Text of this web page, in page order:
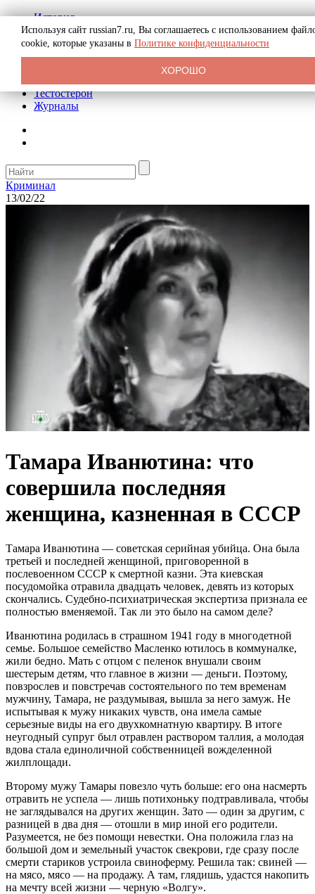
История
Биография
Криминал
Реклама на сайте
Тестостерон
Журналы
Криминал
13/02/22
Тамара Иванютина: что
совершила последняя
женщина, казненная в СССР
Тамара Иванютина — советская серийная убийца. Она была
третьей и последней женщиной, приговоренной в
послевоенном СССР к смертной казни. Эта киевская
посудомойка отравила двадцать человек, девять из которых
скончались. Судебно-психиатрическая экспертиза признала ее
полностью вменяемой. Так ли это было на самом деле?
Иванютина родилась в страшном 1941 году в многодетной
семье. Большое семейство Масленко ютилось в коммуналке,
жили бедно. Мать с отцом с пеленок внушали своим
шестерым детям, что главное в жизни — деньги. Поэтому,
повзрослев и повстречав состоятельного по тем временам
мужчину, Тамара, не раздумывая, вышла за него замуж. Не
испытывая к мужу никаких чувств, она имела самые
серьезные виды на его двухкомнатную квартиру. В итоге
неугодный супруг был отравлен раствором таллия, а молодая
вдова стала единоличной собственницей вожделенной
жилплощади.
Второму мужу Тамары повезло чуть больше: его она насмерть
отравить не успела — лишь потихоньку подтравливала, чтобы
не заглядывался на других женщин. Зато — один за другим, с
разницей в два дня — отошли в мир иной его родители.
Разумеется, не без помощи невестки. Она положила глаз на
большой дом и земельный участок свекрови, где сразу после
смерти стариков устроила свиноферму. Решила так: свиней —
на мясо, мясо — на продажу. А там, глядишь, удастся накопить
на мечту всей жизни — черную «Волгу».
Используя сайт russian7.ru, Вы соглашаетесь с использованием
cookie, которые указаны в Политике конфиденциальности
ХОРОШО